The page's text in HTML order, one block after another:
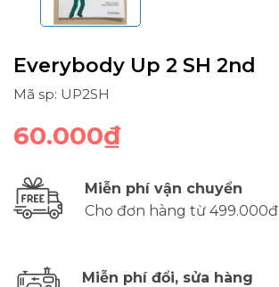
Everybody Up 2 SH 2nd
Mã sp: UP2SH
60.000₫
Miễn phí vận chuyển
Cho đơn hàng từ 499.000đ
Miễn phí đổi, sửa hàng